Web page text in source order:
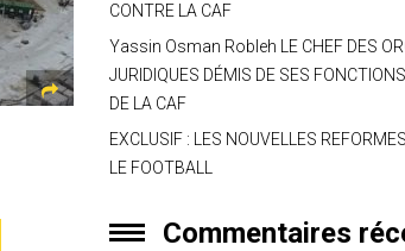
CONTRE LA CAF
Yassin Osman Robleh LE CHEF DES
JURIDIQUES DÉMIS DE SES
DE LA CAF
EXCLUSIF : LES NOUVELLES
LE FOOTBALL
Commentaires